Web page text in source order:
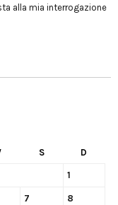
alla mia interrogazione
S D
1
7 8